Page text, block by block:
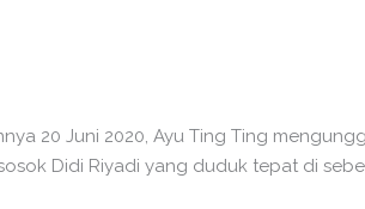
20 Juni 2020, Ayu Ting Ting
Didi Riyadi yang duduk tepat di